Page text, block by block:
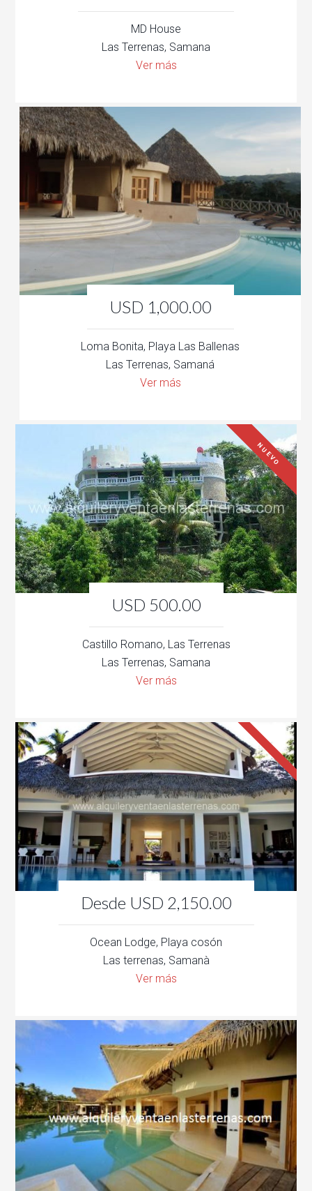
MD House
Las Terrenas, Samana
Ver más
USD 1,000.00
Loma Bonita, Playa Las Ballenas
Las Terrenas, Samaná
Ver más
USD 500.00
NUEVO
Castillo Romano, Las Terrenas
Las Terrenas, Samana
Ver más
Desde USD 2,150.00
Ocean Lodge, Playa cosón
Las terrenas, Samanà
Ver más